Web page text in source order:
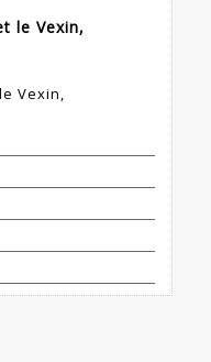
le Vexin,
Vexin,